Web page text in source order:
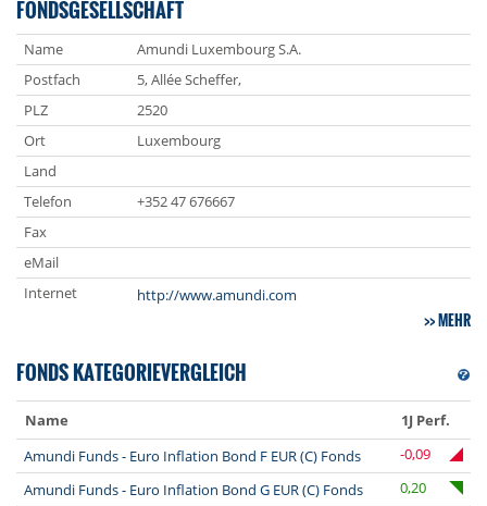
FONDSGESELLSCHAFT
Name
Amundi Luxembourg S.A.
Postfach
5, Allée Scheffer,
PLZ
2520
Ort
Luxembourg
Land
Telefon
+352 47 676667
Fax
eMail
Internet
http://www.amundi.com
MEHR
FONDS KATEGORIEVERGLEICH
Name
1J Perf.
Amundi Funds - Euro Inflation Bond F EUR (C) Fonds
-0,09
Amundi Funds - Euro Inflation Bond G EUR (C) Fonds
0,20